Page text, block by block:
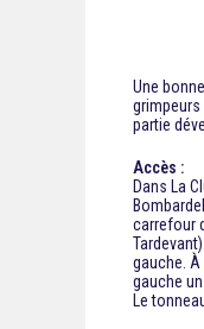
Une
grimpeurs
partie
Accès :
Dans La
carrefour
gauche.
gauche
Le